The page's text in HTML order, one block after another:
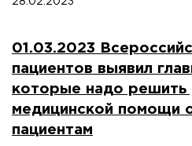
01.03.2023
пациентов выявил
которые надо решить
медицинской помощи
пациентам